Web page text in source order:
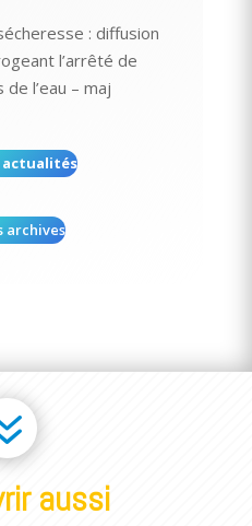
: diffusion
l’arrêté de
l’eau – maj
actualités
archives
aussi